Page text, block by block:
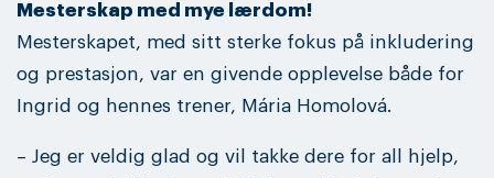
Mesterskap med mye lærdom!
Mesterskapet, med sitt sterke fokus på inkludering
og prestasjon, var en givende opplevelse både for
Ingrid og hennes trener, Mária Homolová.
– Jeg er veldig glad og vil takke dere for all hjelp,